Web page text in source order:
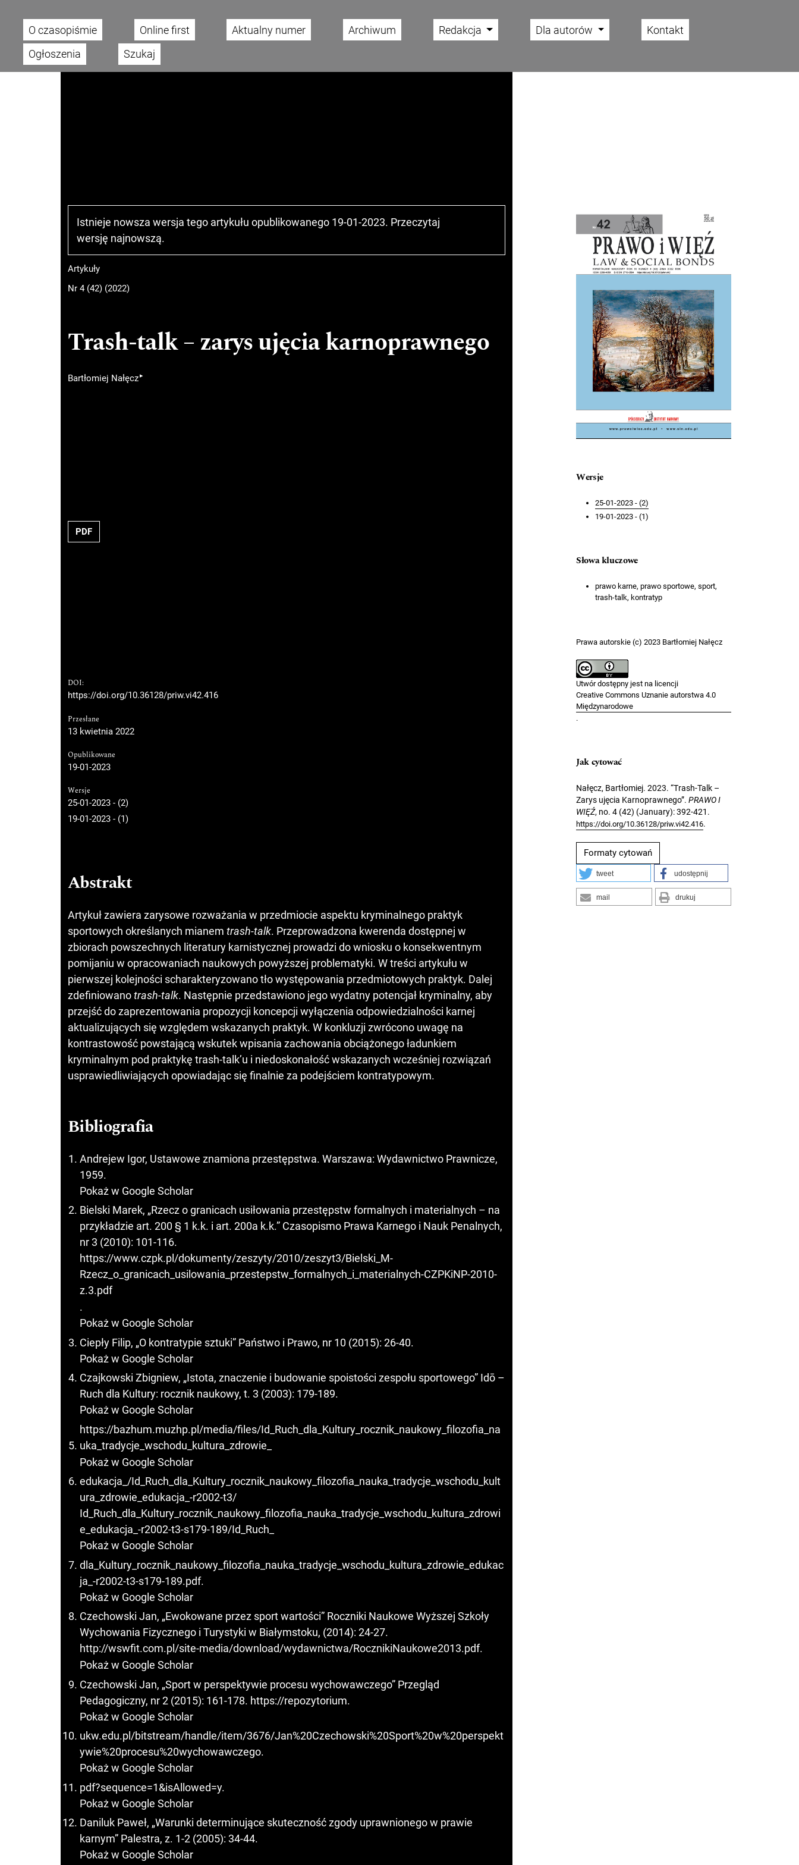
Main menu
O czasopiśmie Online first Aktualny numer Archiwum Redakcja Dla autorów
Kontakt
Ogłoszenia
Szukaj
Istnieje nowsza wersja tego artykułu opublikowanego 19-01-2023. Przeczytaj
wersję najnowszą.
Artykuły
Nr 4 (42) (2022)
Trash-talk – zarys ujęcia karnoprawnego
Bartłomiej Nałęcz▸
PDF
DOI:
https://doi.org/10.36128/priw.vi42.416
Przesłane
13 kwietnia 2022
Opublikowane
19-01-2023
Wersje
25-01-2023 - (2)
19-01-2023 - (1)
Abstrakt
Artykuł zawiera zarysowe rozważania w przedmiocie aspektu kryminalnego praktyk
sportowych określanych mianem trash-talk. Przeprowadzona kwerenda dostępnej w
zbiorach powszechnych literatury karnistycznej prowadzi do wniosku o konsekwentnym
pomijaniu w opracowaniach naukowych powyższej problematyki. W treści artykułu w
pierwszej kolejności scharakteryzowano tło występowania przedmiotowych praktyk. Dalej
zdefiniowanotrash-talk. Następnie przedstawiono jego wydatny potencjał kryminalny, aby
przejść do zaprezentowania propozycji koncepcji wyłączenia odpowiedzialności karnej
aktualizujących się względem wskazanych praktyk. W konkluzji zwrócono uwagę na
kontrastowość powstającą wskutek wpisania zachowania obciążonego ładunkiem
kryminalnym pod praktykę trash-talk’u i niedoskonałość wskazanych wcześniej rozwiązań
usprawiedliwiających opowiadając się finalnie za podejściem kontratypowym.
Bibliografia
Andrejew Igor, Ustawowe znamiona przestępstwa. Warszawa: Wydawnictwo Prawnicze,
1959.
Pokaż w Google Scholar
Bielski Marek, „Rzecz o granicach usiłowania przestępstw formalnych i materialnych – na
przykładzie art. 200 § 1 k.k. i art. 200a k.k.” Czasopismo Prawa Karnego i Nauk Penalnych,
nr 3 (2010): 101-116.
https://www.czpk.pl/dokumenty/zeszyty/2010/zeszyt3/Bielski_M-
Rzecz_o_granicach_usilowania_przestepstw_formalnych_i_materialnych-CZPKiNP-2010-
z.3.pdf
.
Pokaż w Google Scholar
Ciepły Filip, „O kontratypie sztuki” Państwo i Prawo, nr 10 (2015): 26-40.
Pokaż w Google Scholar
Czajkowski Zbigniew, „Istota, znaczenie i budowanie spoistości zespołu sportowego” Idō –
Ruch dla Kultury: rocznik naukowy, t. 3 (2003): 179-189.
Pokaż w Google Scholar
https://bazhum.muzhp.pl/media/files/Id_Ruch_dla_Kultury_rocznik_naukowy_filozofia_na
uka_tradycje_wschodu_kultura_zdrowie_
Pokaż w Google Scholar
edukacja_/Id_Ruch_dla_Kultury_rocznik_naukowy_filozofia_nauka_tradycje_wschodu_kult
ura_zdrowie_edukacja_-r2002-t3/
Id_Ruch_dla_Kultury_rocznik_naukowy_filozofia_nauka_tradycje_wschodu_kultura_zdrowi
e_edukacja_-r2002-t3-s179-189/Id_Ruch_
Pokaż w Google Scholar
dla_Kultury_rocznik_naukowy_filozofia_nauka_tradycje_wschodu_kultura_zdrowie_edukac
ja_-r2002-t3-s179-189.pdf.
Pokaż w Google Scholar
Czechowski Jan, „Ewokowane przez sport wartości” Roczniki Naukowe Wyższej Szkoły
Wychowania Fizycznego i Turystyki w Białymstoku, (2014): 24-27.
http://wswfit.com.pl/site-media/download/wydawnictwa/RocznikiNaukowe2013.pdf.
Pokaż w Google Scholar
Czechowski Jan, „Sport w perspektywie procesu wychowawczego” Przegląd
Pedagogiczny, nr 2 (2015): 161-178. https://repozytorium.
Pokaż w Google Scholar
ukw.edu.pl/bitstream/handle/item/3676/Jan%20Czechowski%20Sport%20w%20perspekt
ywie%20procesu%20wychowawczego.
Pokaż w Google Scholar
pdf?sequence=1&isAllowed=y.
Pokaż w Google Scholar
Daniluk Paweł, „Warunki determinujące skuteczność zgody uprawnionego w prawie
karnym” Palestra, z. 1-2 (2005): 34-44.
Pokaż w Google Scholar
Wersje
25-01-2023 - (2)
19-01-2023 - (1)
Słowa kluczowe
prawo karne, prawo sportowe, sport,
trash-talk, kontratyp
Prawa autorskie (c) 2023 Bartłomiej Nałęcz
Utwór dostępny jest na licencji
Creative Commons Uznanie autorstwa 4.0
Międzynarodowe
.
Jak cytować
Nałęcz, Bartłomiej. 2023. “Trash-Talk –
Zarys ujęcia Karnoprawnego”. PRAWO I
WIĘŹ, no. 4 (42) (January): 392-421.
https://doi.org/10.36128/priw.vi42.416.
Formaty cytowań
tweet udostępnij
mail drukuj